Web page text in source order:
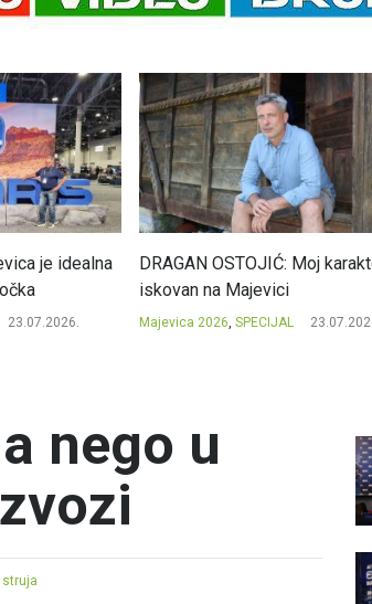
je idealna
23.07.2026.
DRAGAN OSTOJIĆ: Moj
iskovan na Majevici
Majevica 2026, SPECIJAL
nego u
struja